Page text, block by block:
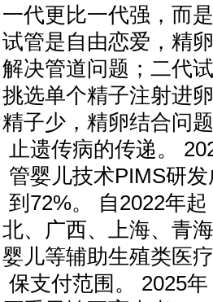
一代更比一代强，而
试管是自由恋爱，精
解决管道问题；二代
挑选单个精子注射进
精子少，精卵结合问
止遗传病的传递。
管婴儿技术PIMS研
到72%。 自2022年
北、广西、上海、青
婴儿等辅助生殖类医
保支付范围。 2025